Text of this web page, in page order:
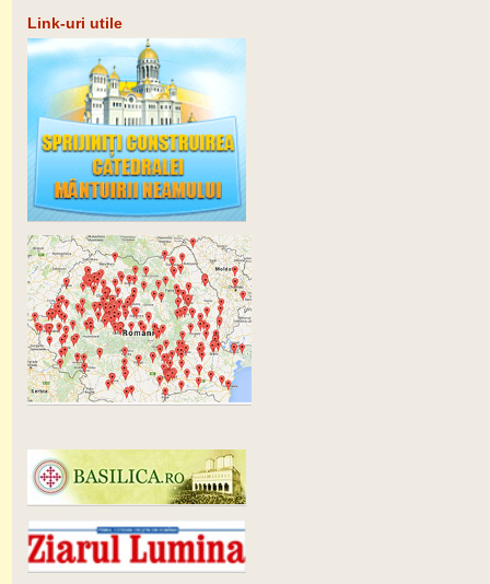
Link-uri utile